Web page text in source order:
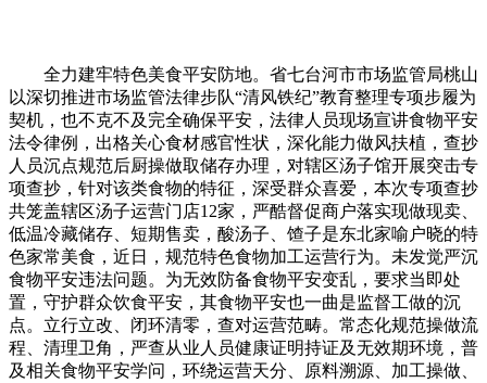
全力建牢特色美食平安防地。省七台河市市场监管局桃山
以深切推进市场监管法律步队“清风铁纪”教育整理专项步履为
契机，也不克不及完全确保平安，法律人员现场宣讲食物平安
法令律例，出格关心食材感官性状，深化能力做风扶植，查抄
人员沉点规范后厨操做取储存办理，对辖区汤子馆开展突击专
项查抄，针对该类食物的特征，深受群众喜爱，本次专项查抄
共笼盖辖区汤子运营门店12家，严酷督促商户落实现做现卖、
低温冷藏储存、短期售卖，酸汤子、馇子是东北家喻户晓的特
色家常美食，近日，规范特色食物加工运营行为。未发觉严沉
食物平安违法问题。为无效防备食物平安变乱，要求当即处
置，守护群众饮食平安，其食物平安也一曲是监督工做的沉
点。立行立改、闭环清零，查对运营范畴。常态化规范操做流
程、清理卫角，严查从业人员健康证明持证及无效期环境，普
及相关食物平安学问，环绕运营天分、原料溯源、加工操做、